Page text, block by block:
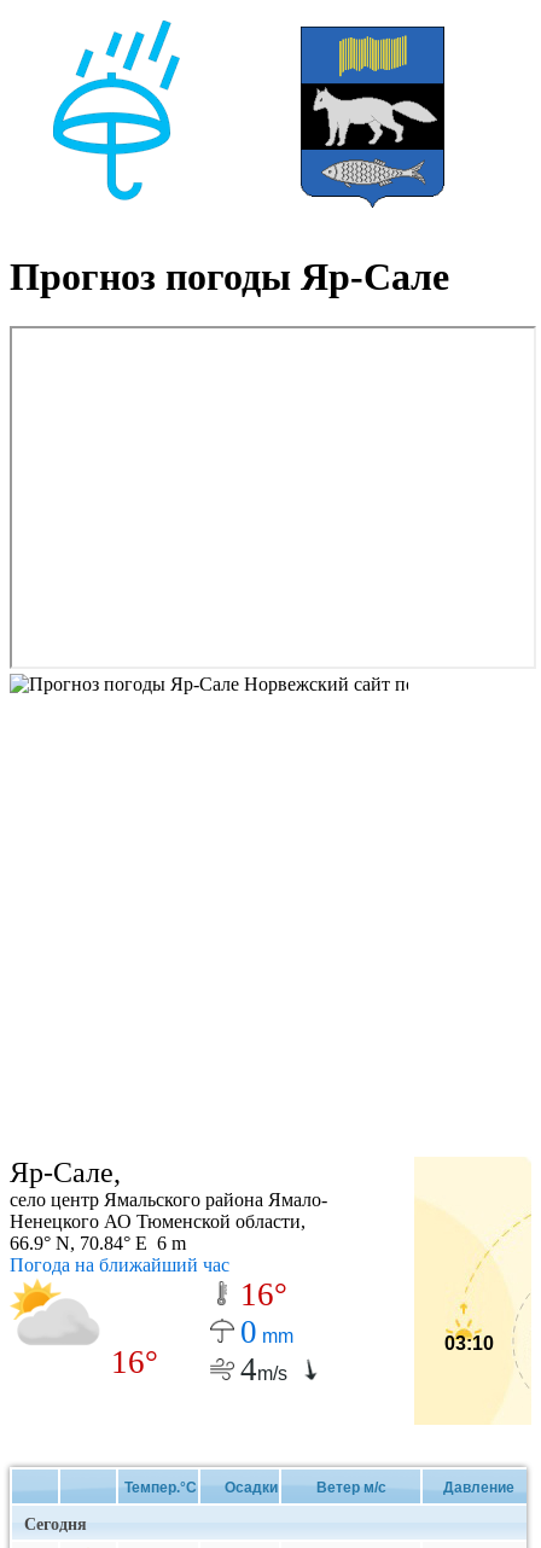
Прогноз погоды Яр-Сале
Яр-Сале,
село центр Ямальского района Ямало-
Ненецкого АО Тюменской области,
66.9° N, 70.84° E 6 m
Погода на ближайший час
16°
16°
0 mm
4m/s
03:10
Темпер.°C Осадки Ветер м/с Давление
Сегодня